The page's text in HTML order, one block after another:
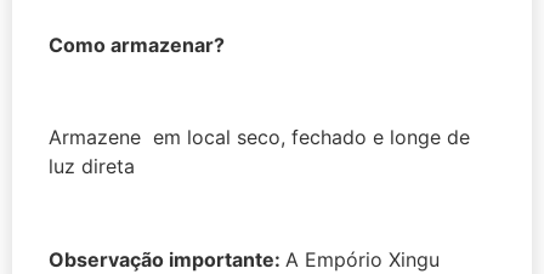
Como armazenar?
Armazene em local seco, fechado e longe de
luz direta
Observação importante: A Empório Xingu